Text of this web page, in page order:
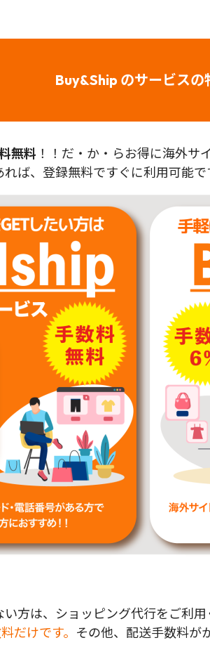
Buy&Ship のサービスの
無料 ！！だ・か・らお得に海外サ
ば、登録無料ですぐに利用可能で
方は、ショッピング代行をご利用
だけです。 その他、配送手数料が